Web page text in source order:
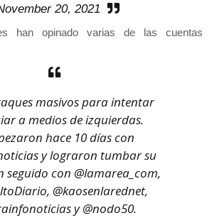
20, 2021
han opinado varias de las cuentas
masivos para intentar
a medios de izquierdas.
hace 10 días con
y lograron tumbar su
seguido con @lamarea_com,
, @kaosenlarednet,
y@nodo50.